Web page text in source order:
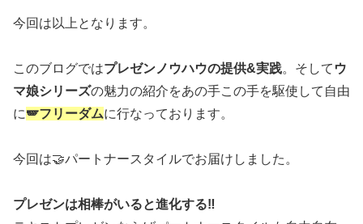
今回は以上となります。
このブログではプレゼンノウハウの提供&実践。そして ウ
マ娘シリーズの魅力の紹介をあの手この手を駆使して自由
に🪽フリーダムに行なっております。
今回は🤝パートナースタイルでお届けしました。
プレゼンは相棒がいると進化する‼️